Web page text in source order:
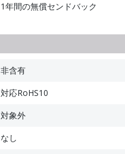
1年間の無償センドバック
非含有
対応RoHS10
対象外
なし